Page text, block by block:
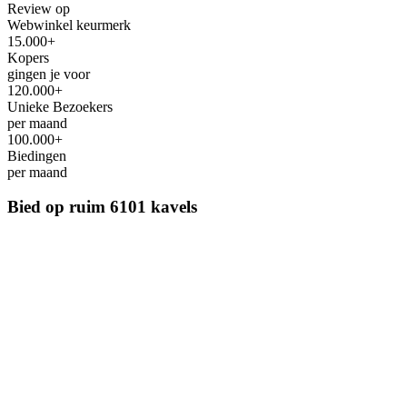
Review op
Webwinkel keurmerk
15.000+
Kopers
gingen je voor
120.000+
Unieke Bezoekers
per maand
100.000+
Biedingen
per maand
Bied op ruim 6101 kavels